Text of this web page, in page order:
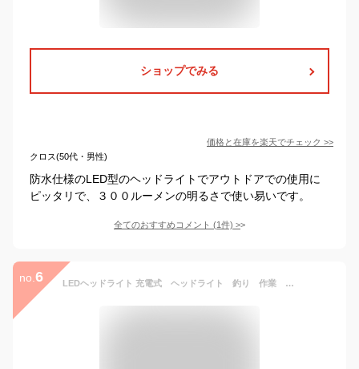
ショップでみる
価格と在庫を楽天でチェック >>
クロス(50代・男性)
防水仕様のLED型のヘッドライトでアウトドアでの使用に
ピッタリで、３００ルーメンの明るさで使い易いです。
全てのおすすめコメント (1件) >
no. 6 LEDヘッドライト 充電式 ヘッドライト 釣り 作業 史上超強ルーメン 最高輝度 充電式 残量表示 伸縮ズーム 5段階の点灯モード USB輸出 登山 夜釣り アウトドア作業 SOS リチウム充電池3個入り 02021最新仕様